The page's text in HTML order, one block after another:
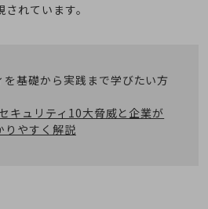
れています。
基礎から実践まで学びたい方
キュリティ10大脅威と企業が
りやすく解説